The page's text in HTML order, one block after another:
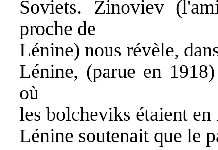
Soviets. Zinoviev
proche de
Lénine) nous révèle,
Lénine, (parue en
où
les bolcheviks étaient
Lénine soutenait que le